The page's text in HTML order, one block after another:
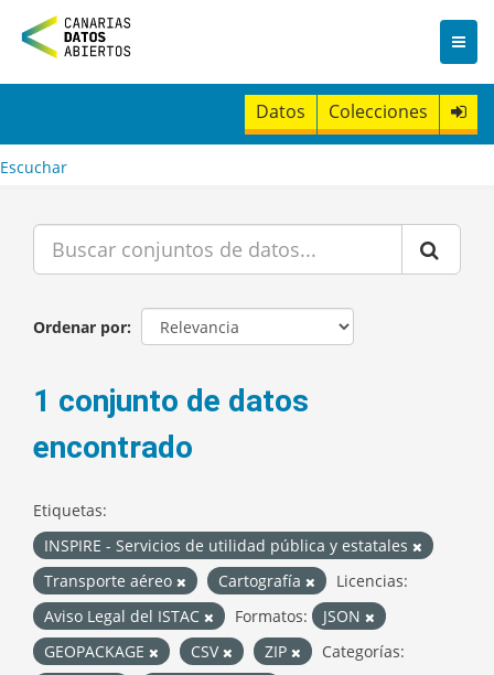
n
t
Datos Colecciones
Escuchar
Ordenar por
1 conjunto de datos
encontrado
Etiquetas:
INSPIRE - Servicios de utilidad pública y estatales
Transporte aéreo
Cartografía
Licencias:
Aviso Legal del ISTAC
Formatos:
JSON
GEOPACKAGE
CSV ZIP
Categorías: